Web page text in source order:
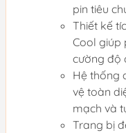
pin tiêu
Thiết kế
Cool giúp
cường độ
Hệ thống
vệ toàn
mạch và
Trang bị